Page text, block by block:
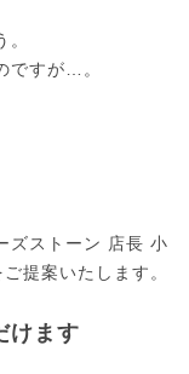
ですが…。
ズストーン 店長 小
提案いたします。
けます